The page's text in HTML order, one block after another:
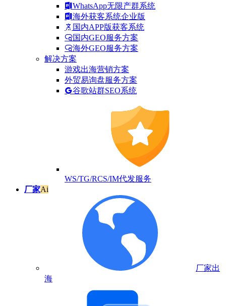
WhatsApp无限产群系统
海外获客系统企业版
国内APP版获客系统
国内GEO服务方案
海外GEO服务方案
解决方案
游戏出海营销方案
外贸易询盘服务方案
谷歌站群SEO系统
WS/TG/RCS/IM代发服务
厂家Ai
厂家出
海